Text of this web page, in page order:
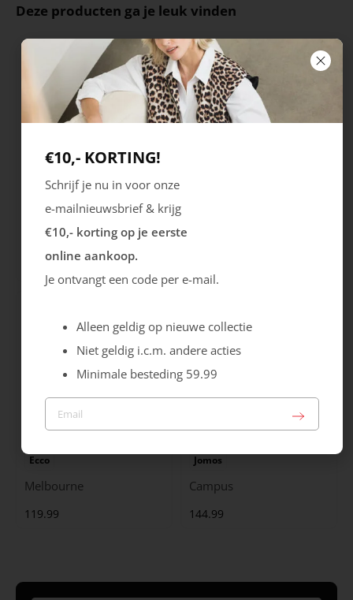
Deze producten ga je leuk vinden
Ecco
Melbourne
Ecco
Melbourne
119.99
Jomos
Campus
144.99
€10,- KORTING!
Schrijf je nu in voor onze
e-mailnieuwsbrief & krijg
€10,- korting op je eerste
online aankoop.
Je ontvangt een code per e-mail.
Alleen geldig op nieuwe collectie
Niet geldig i.c.m. andere acties
Minimale besteding 59.99